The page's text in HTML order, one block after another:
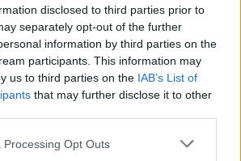
disclosed to third parties prior to
separately opt-out of the further
information by third parties on the
participants. This information may
us to third parties on the IAB’s List of
that may further disclose it to other
Processing Opt Outs